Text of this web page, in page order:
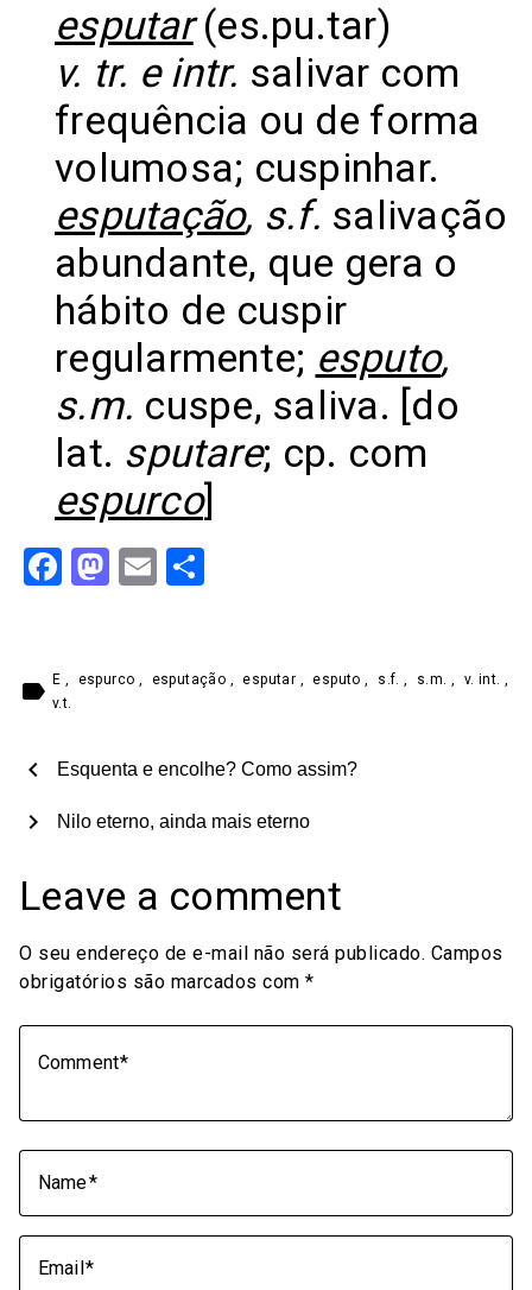
esputar(es.pu.tar)
v. tr. e intr. salivar com
frequência ou de forma
volumosa; cuspinhar.
esputação, s.f. salivação
abundante, que gera o
hábito de cuspir
regularmente; esputo,
s.m. cuspe, saliva. [do
lat. sputare; cp. com
espurco]
Facebook
Mastodon
Email
label E , espurco , esputação , esputar , esputo, s.f., s.m. , v. int. ,
v.t.
chevron_left Esquenta e encolhe? Como assim?
Nilo eterno, ainda mais eterno
chevron_right
Leave a comment
O seu endereço de e-mail não será publicado. Campos
obrigatórios são marcados com *
Comment
Name
Email